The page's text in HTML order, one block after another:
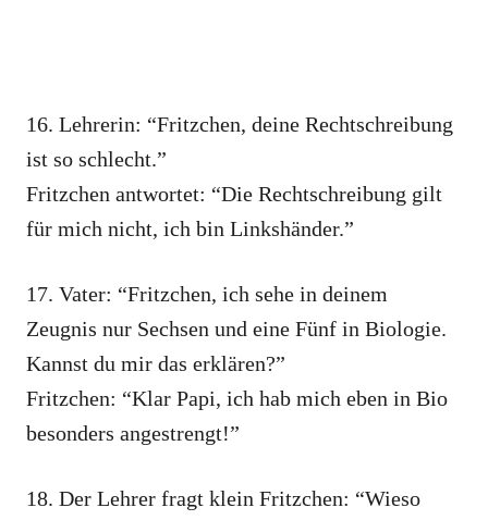
16. Lehrerin: “Fritzchen, deine Rechtschreibung
ist so schlecht.”
Fritzchen antwortet: “Die Rechtschreibung gilt
für mich nicht, ich bin Linkshänder.”
17. Vater: “Fritzchen, ich sehe in deinem
Zeugnis nur Sechsen und eine Fünf in Biologie.
Kannst du mir das erklären?”
Fritzchen: “Klar Papi, ich hab mich eben in Bio
besonders angestrengt!”
18. Der Lehrer fragt klein Fritzchen: “Wieso